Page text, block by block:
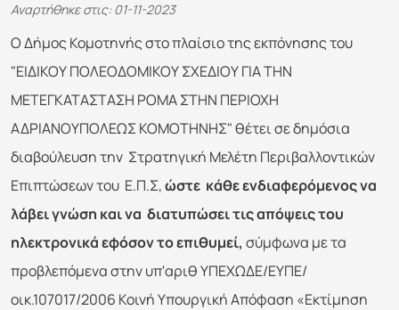
Αναρτήθηκε στις: 01-11-2023
Ο Δήμος Κομοτηνής στο πλαίσιο της εκπόνησης του
"ΕΙΔΙΚΟΥ ΠΟΛΕΟΔΟΜΙΚΟΥ ΣΧΕΔΙΟΥ ΓΙΑ ΤΗΝ
ΜΕΤΕΓΚΑΤΑΣΤΑΣΗ ΡΟΜΑ ΣΤΗΝ ΠΕΡΙΟΧΗ
ΑΔΡΙΑΝΟΥΠΟΛΕΩΣ ΚΟΜΟΤΗΝΗΣ" θέτει σε δημόσια
διαβούλευση την Στρατηγική Μελέτη Περιβαλλοντικών
Επιπτώσεων του Ε.Π.Σ,ώστε κάθε ενδιαφερόμενος να
λάβει γνώση και να διατυπώσει τις απόψεις του
ηλεκτρονικά εφόσον το επιθυμεί, σύμφωνα με τα
προβλεπόμενα στην υπ'αριθ ΥΠΕΧΩΔΕ/ΕΥΠΕ/
οικ.107017/2006 Κοινή Υπουργική Απόφαση «Εκτίμηση